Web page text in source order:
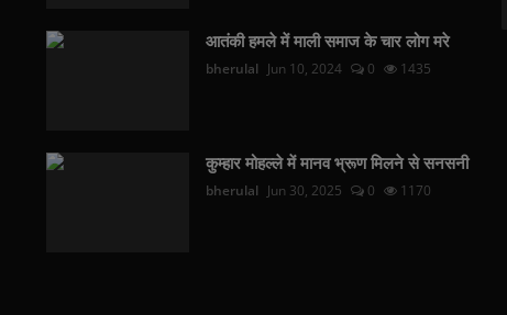
आतंकी हमले में माली समाज के चार लोग मरे
bherulal Jun 10, 2024 0 1435
कुम्हार मोहल्ले में मानव भ्रूण मिलने से सनसनी
bherulal Jun 30, 2025 0 1170